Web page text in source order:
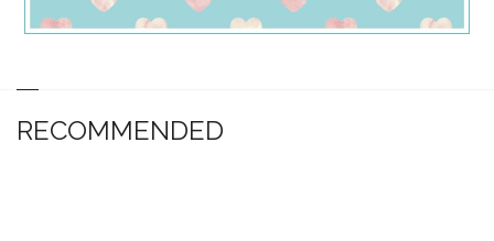
RECOMMENDED